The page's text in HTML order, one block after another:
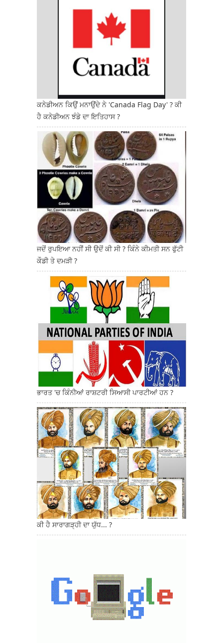
ਕਨੇਡੀਅਨ ਕਿਉਂ ਮਨਾਉਂਦੇ ਨੇ 'Canada Flag Day' ? ਕੀ
ਹੈ ਕਨੇਡੀਅਨ ਝੰਡੇ ਦਾ ਇਤਿਹਾਸ ?
ਜਦੋਂ ਰੁਪਇਆ ਨਹੀਂ ਸੀ ਉਦੋਂ ਕੀ ਸੀ ? ਕਿੰਨੇ ਕੀਮਤੀ ਸਨ ਫੁੱਟੀ
ਕੌਡੀ ਤੇ ਦਮੜੀ ?
ਭਾਰਤ 'ਚ ਕਿੰਨੀਆਂ ਰਾਸ਼ਟਰੀ ਸਿਆਸੀ ਪਾਰਟੀਆਂ ਹਨ ?
ਕੀ ਹੈ ਸਾਰਾਗੜ੍ਹੀ ਦਾ ਯੁੱਧ... ?